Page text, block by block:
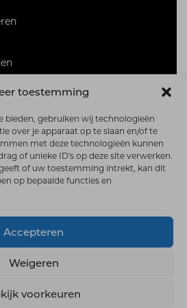
toestemming
bieden, gebruiken wij technologieën
over je apparaat op te slaan en/of te
met deze technologieën kunnen
of unieke ID's op deze site verwerken.
of uw toestemming intrekt, kan dit
op bepaalde functies en
Accepteren
Weigeren
voorkeuren
GOLF
Golf | Gebouwd metWP All-In
door